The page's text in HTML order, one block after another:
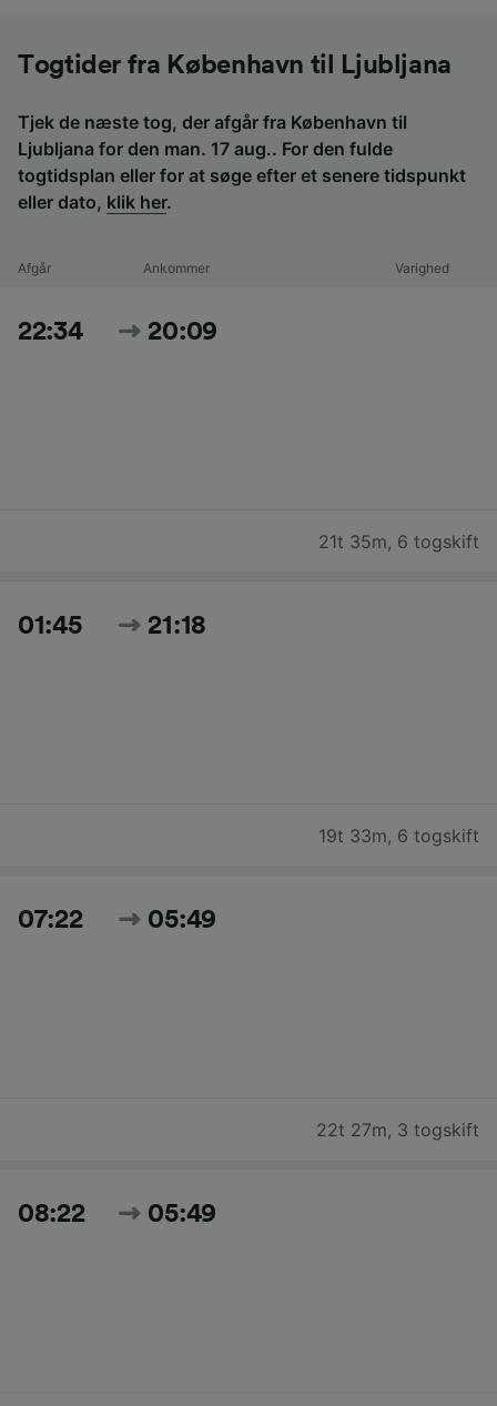
Togtider fra København til Ljubljana
Tjek de næste tog, der afgår fra København til
Ljubljana for den man. 17 aug.. For den fulde
togtidsplan eller for at søge efter et senere tidspunkt
eller dato, klik her.
Afgår Ankommer Varighed
22:34 20:09
21t 35m, 6 togskift
01:45 21:18
19t 33m, 6 togskift
07:22 05:49
22t 27m, 3 togskift
08:22 05:49